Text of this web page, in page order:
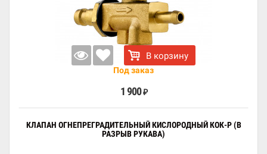
В корзину
Под заказ
1 900 ₽
КЛАПАН ОГНЕПРЕГРАДИТЕЛЬНЫЙ КИСЛОРОДНЫЙ КОК-Р (В
РАЗРЫВ РУКАВА)